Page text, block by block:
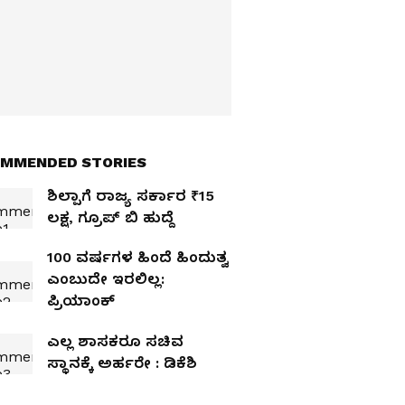
STORIES
ಶಿಲ್ಪಾಗೆ ರಾಜ್ಯ ಸರ್ಕಾರ ₹15
ಲಕ್ಷ, ಗ್ರೂಪ್‌ ಬಿ ಹುದ್ದೆ
100 ವರ್ಷಗಳ ಹಿಂದೆ ಹಿಂದುತ್ವ
ಎಂಬುದೇ ಇರಲಿಲ್ಲ:
ಪ್ರಿಯಾಂಕ್‌
ಎಲ್ಲ ಶಾಸಕರೂ ಸಚಿವ
ಸ್ಥಾನಕ್ಕೆ ಅರ್ಹರೇ : ಡಿಕೆಶಿ